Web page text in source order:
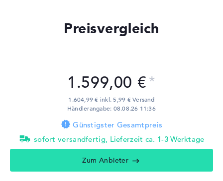
Preisvergleich
1.599,00 €
1.604,99 € inkl. 5,99 € Versand
Händlerangabe: 08.08.26 11:36
Günstigster Gesamtpreis
sofort versandfertig, Lieferzeit ca. 1-3 Werktage
Zum Anbieter